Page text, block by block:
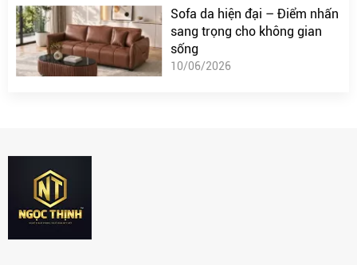
Sofa da hiện đại – Điểm nhấn
sang trọng cho không gian
sống
10/06/2026